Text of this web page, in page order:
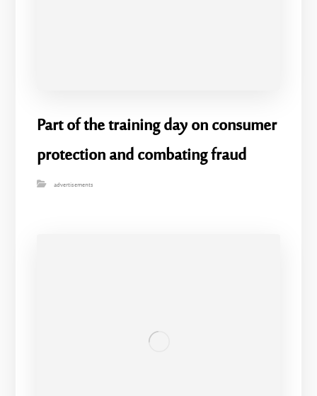
Part of the training day on consumer
protection and combating fraud
advertisements